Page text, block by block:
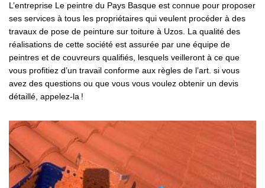
L’entreprise Le peintre du Pays Basque est connue pour proposer
ses services à tous les propriétaires qui veulent procéder à des
travaux de pose de peinture sur toiture à Uzos. La qualité des
réalisations de cette société est assurée par une équipe de
peintres et de couvreurs qualifiés, lesquels veilleront à ce que
vous profitiez d’un travail conforme aux règles de l’art. si vous
avez des questions ou que vous vous voulez obtenir un devis
détaillé, appelez-la !